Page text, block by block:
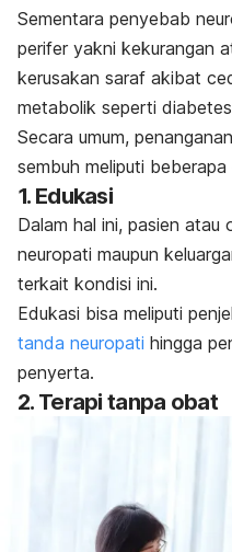
Sementara penyebab
perifer yakni kekurangan
kerusakan saraf akibat
metabolik seperti
Secara umum,
sembuh meliputi
1. Edukasi
Dalam hal ini, pasien atau
neuropati maupun
terkait kondisi ini.
Edukasi bisa meliputi
tanda neuropati hingga
penyerta.
2. Terapi tanpa obat